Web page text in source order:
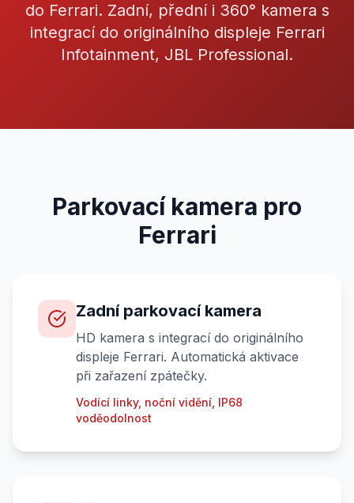
do Ferrari. Zadní, přední i 360° kamera s
integrací do originálního displeje Ferrari
Infotainment, JBL Professional.
Parkovací kamera pro
Ferrari
Zadní parkovací kamera
HD kamera s integrací do originálního
displeje Ferrari. Automatická aktivace
při zařazení zpátečky.
Vodící linky, noční vidění, IP68
voděodolnost